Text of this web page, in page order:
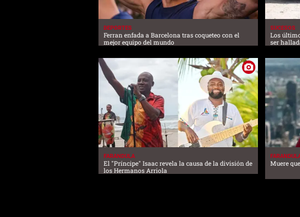
DEPORTES
Ferran enfada a Barcelona tras coqueteo con el
mejor equipo del mundo
SUCESOS
Los
ser
FARANDULA
El "Príncipe" Isaac revela la causa de la división de
los Hermanos Arriola
Muere